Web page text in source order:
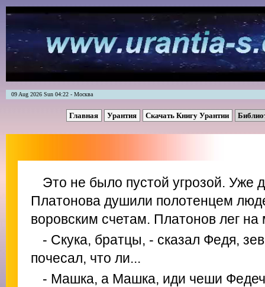
09 Aug 2026 Sun 04:22 - Москва
Главная Урантия Скачать Книгу Урантии
Это не было пустой угрозой. Уже
Платонова душили полотенцем
воровским счетам. Платонов лег
- Скука, братцы, - сказал Федя,
почесал, что ли...
- Машка, а Машка, иди чеши